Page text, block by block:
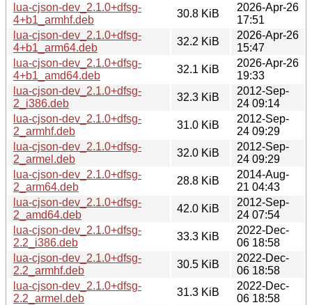
lua-cjson-dev_2.1.0+dfsg-
4+b1_armhf.deb
30.8 KiB
2026-Apr-26
17:51
lua-cjson-dev_2.1.0+dfsg-
4+b1_arm64.deb
32.2 KiB
2026-Apr-26
15:47
lua-cjson-dev_2.1.0+dfsg-
4+b1_amd64.deb
32.1 KiB
2026-Apr-26
19:33
lua-cjson-dev_2.1.0+dfsg-
2_i386.deb
32.3 KiB
2012-Sep-
24 09:14
lua-cjson-dev_2.1.0+dfsg-
2_armhf.deb
31.0 KiB
2012-Sep-
24 09:29
lua-cjson-dev_2.1.0+dfsg-
2_armel.deb
32.0 KiB
2012-Sep-
24 09:29
lua-cjson-dev_2.1.0+dfsg-
2_arm64.deb
28.8 KiB
2014-Aug-
21 04:43
lua-cjson-dev_2.1.0+dfsg-
2_amd64.deb
42.0 KiB
2012-Sep-
24 07:54
lua-cjson-dev_2.1.0+dfsg-
2.2_i386.deb
33.3 KiB
2022-Dec-
06 18:58
lua-cjson-dev_2.1.0+dfsg-
2.2_armhf.deb
30.5 KiB
2022-Dec-
06 18:58
lua-cjson-dev_2.1.0+dfsg-
2.2_armel.deb
31.3 KiB
2022-Dec-
06 18:58